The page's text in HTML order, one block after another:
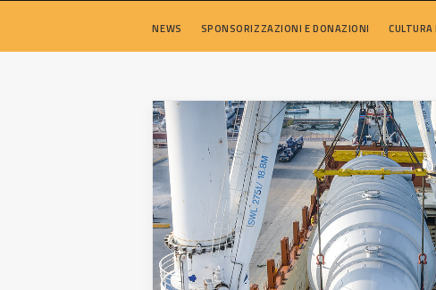
NEWS SPONSORIZZAZIONI E DONAZIONI